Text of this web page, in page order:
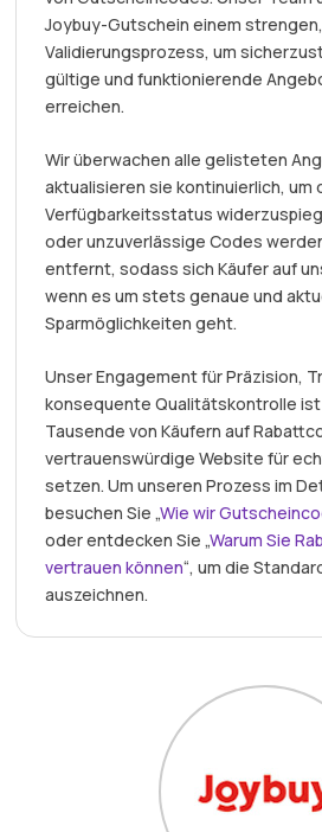
Joybuy-Gutschein einem
Validierungsprozess, um
gültige und funktionierende
erreichen.
Wir überwachen alle gelisteten
aktualisieren sie kontinuierlich, um
Verfügbarkeitsstatus
oder unzuverlässige Codes
entfernt, sodass sich Käufer auf
wenn es um stets genaue und
Sparmöglichkeiten geht.
Unser Engagement für Präzision,
konsequente Qualitätskontrolle ist
Tausende von Käufern auf
vertrauenswürdige Website für
setzen. Um unseren Prozess im
besuchen Sie „Wie wir
oder entdecken Sie „Warum Sie
vertrauen können“, um die
auszeichnen.